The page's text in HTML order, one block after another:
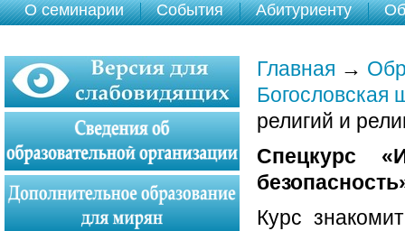
О семинарии События Абитуриенту
Главная →
Богословская
религий и
Спецкурс
Курс